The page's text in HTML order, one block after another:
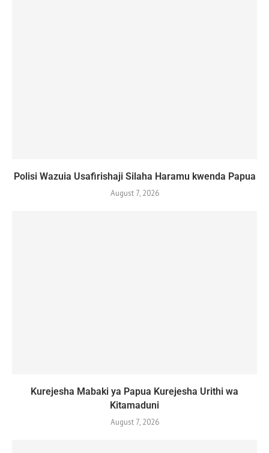
Polisi Wazuia Usafirishaji Silaha Haramu kwenda Papua
August 7, 2026
Kurejesha Mabaki ya Papua Kurejesha Urithi wa
Kitamaduni
August 7, 2026